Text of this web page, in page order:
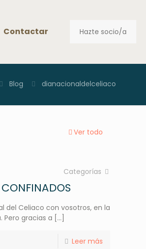
Contactar Hazte socio/a
Blog dianacionaldelceliaco
Ver todo
Categorías
del Celiaco con vosotros, en la
Pero gracias a […]
Leer más